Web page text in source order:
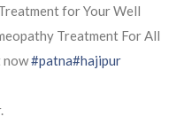
for Your Well
Treatment For All
now#patna#hajipur